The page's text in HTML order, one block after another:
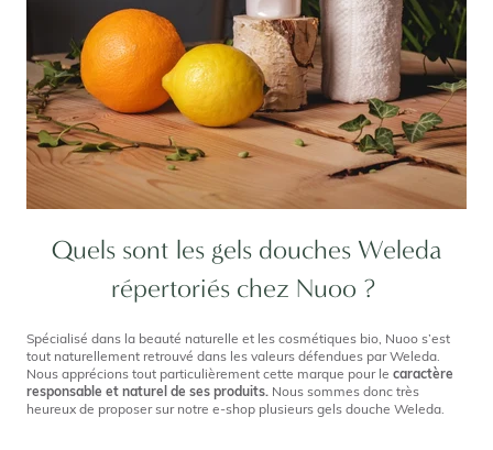
Quels sont les gels douches Weleda
répertoriés chez Nuoo ?
Spécialisé dans la beauté naturelle et les cosmétiques bio, Nuoo s’est
tout naturellement retrouvé dans les valeurs défendues par Weleda.
Nous apprécions tout particulièrement cette marque pour le caractère
responsable et naturel de ses produits. Nous sommes donc très
heureux de proposer sur notre e-shop plusieurs gels douche Weleda.